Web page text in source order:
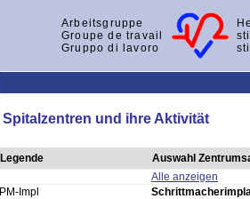
Arbeitsgruppe
Groupe de travail
Gruppo di lavoro
Spitalzentren und ihre Aktivität
Legende
Auswahl
Alle anzeigen
PM-Impl